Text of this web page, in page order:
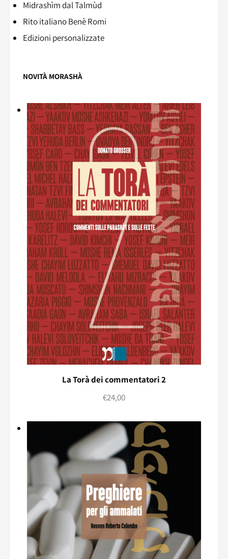
Midrashìm dal Talmùd
Rito italiano Benè Romi​
Edizioni personalizzate
NOVITÀ MORASHÀ
La Torà dei commentatori 2
€24,00